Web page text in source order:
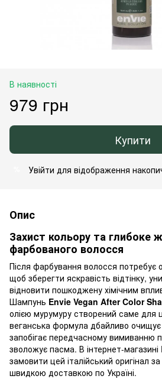
В наявності
979 грн
Купити
Увійти для відображення
Опис
Захист кольору та глибоке
фарбованого волосся
Після фарбування волосся потребує
щоб зберегти яскравість відтінку,
відновити пошкоджену хімічним
Шампунь Envie Vegan After Color
олією мурумуру створений саме для
веганська формула дбайливо очищує
запобігає передчасному вимиванню
зволожує пасма. В інтернет-
замовити цей італійський оригінал
швидкою доставкою по Україні.